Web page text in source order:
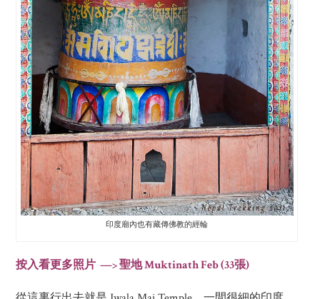
印度廟內也有藏傳佛教的經輪
按入看更多照片 —> 聖地 Muktinath Feb (33張)